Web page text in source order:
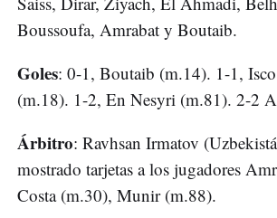
Boussoufa, Amrabat y Boutaib.
Goles: 0-1, Boutaib (m.14). 1-1,
(m.18). 1-2, En Nesyri (m.81). 2-2
Árbitro: Ravhsan Irmatov
mostrado tarjetas a los jugadores
Costa (m.30), Munir (m.88).